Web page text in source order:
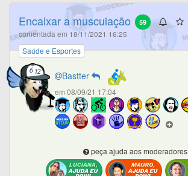
59
Encaixar a musculação
comentada em 18/11/2021 16:25
Saúde e Esportes
Bastter
em 08/09/21 17:04
peça ajuda aos moderadores